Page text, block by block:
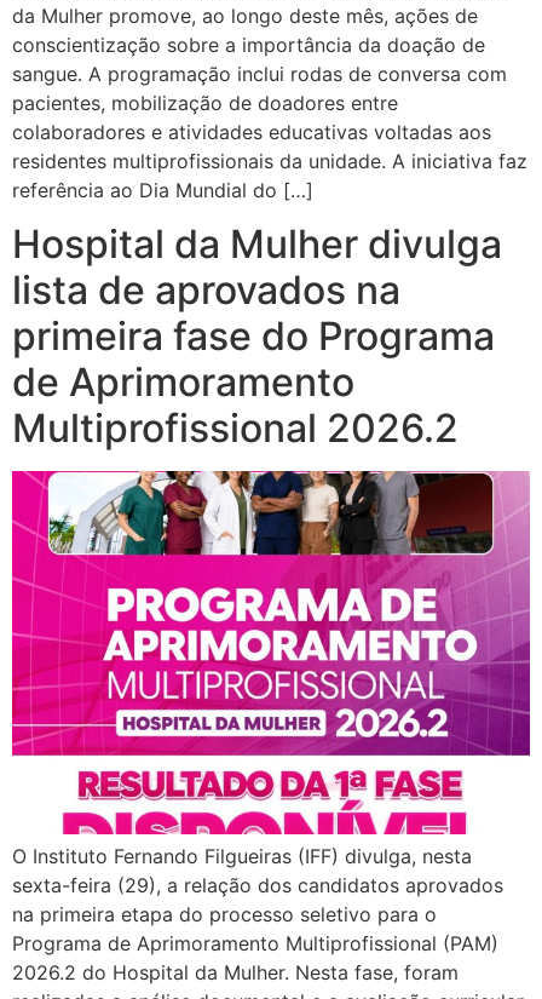
da Mulher promove, ao longo deste mês, ações de
conscientização sobre a importância da doação de
sangue. A programação inclui rodas de conversa com
pacientes, mobilização de doadores entre
colaboradores e atividades educativas voltadas aos
residentes multiprofissionais da unidade. A iniciativa faz
referência ao Dia Mundial do […]
Hospital da Mulher divulga
lista de aprovados na
primeira fase do Programa
de Aprimoramento
Multiprofissional 2026.2
O Instituto Fernando Filgueiras (IFF) divulga, nesta
sexta-feira (29), a relação dos candidatos aprovados
na primeira etapa do processo seletivo para o
Programa de Aprimoramento Multiprofissional (PAM)
2026.2 do Hospital da Mulher. Nesta fase, foram